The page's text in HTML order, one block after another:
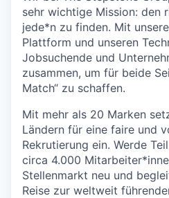
sehr wichtige Mission: den
jede*n zu finden. Mit
Plattform und unseren
Jobsuchende und
zusammen, um für beide
Match“ zu schaffen.
Mit mehr als 20 Marken
Ländern für eine faire und
Rekrutierung ein. Werde
circa 4.000
Stellenmarkt neu und
Reise zur weltweit